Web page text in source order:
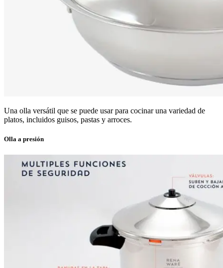
Una olla versátil que se puede usar para cocinar una variedad de
platos, incluidos guisos, pastas y arroces.
Olla a presión